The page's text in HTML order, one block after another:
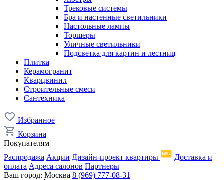
Трековые системы
Бра и настенные светильники
Настольные лампы
Торшеры
Уличные светильники
Подсветка для картин и лестниц
Плитка
Керамогранит
Кварцвинил
Строительные смеси
Сантехника
Избранное
Корзина
Покупателям
Распродажа Акции Дизайн-проект квартиры
Доставка и
оплата Адреса салонов Партнеры
Ваш город: Москва 8 (969) 777-08-31